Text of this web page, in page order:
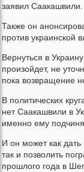
заявил Саакашвили.
Также он
против украинской
Вернуться в
произойдет, не
пока возвращение
В политических
нет Саакашвили в
именно ему
И он может как дать
так и позволить
прошлого года в